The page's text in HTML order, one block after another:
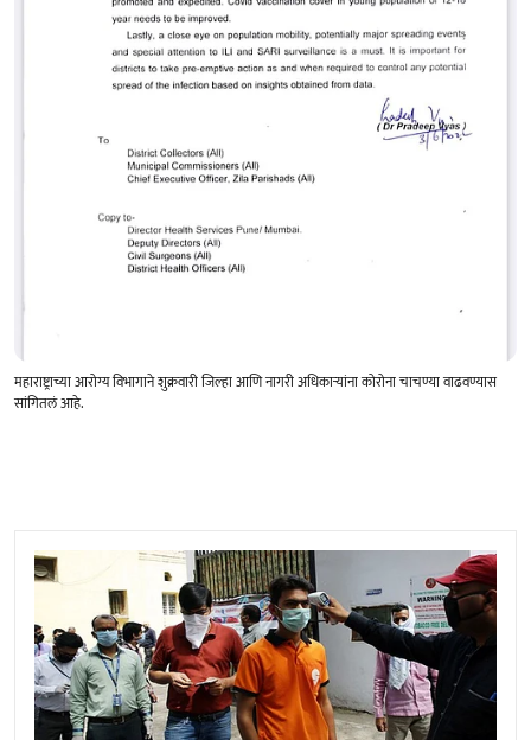
महाराष्ट्राच्या आरोग्य विभागाने शुक्रवारी जिल्हा आणि नागरी अधिकाऱ्यांना कोरोना चाचण्या वाढवण्यास
सांगितलं आहे.